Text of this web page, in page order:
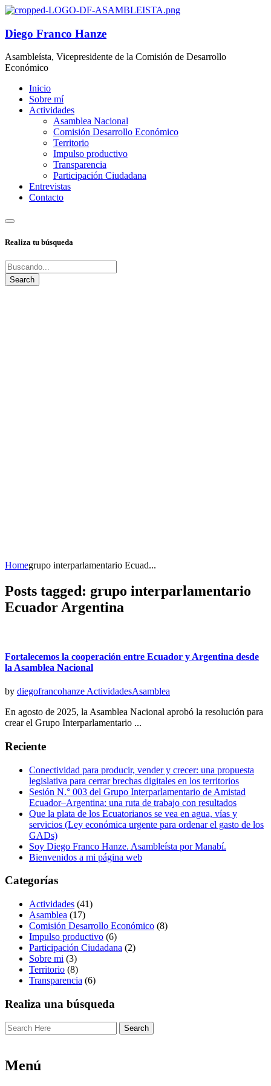
Diego Franco Hanze
Asambleísta, Vicepresidente de la Comisión de Desarrollo
Económico
Inicio
Sobre mí
Actividades
Asamblea Nacional
Comisión Desarrollo Económico
Territorio
Impulso productivo
Transparencia
Participación Ciudadana
Entrevistas
Contacto
Realiza tu búsqueda
Homegrupo interparlamentario Ecuad...
Posts tagged: grupo interparlamentario
Ecuador Argentina
Fortalecemos la cooperación entre Ecuador y Argentina desde
la Asamblea Nacional
by diegofrancohanze ActividadesAsamblea
En agosto de 2025, la Asamblea Nacional aprobó la resolución para
crear el Grupo Interparlamentario ...
Reciente
Conectividad para producir, vender y crecer: una propuesta
legislativa para cerrar brechas digitales en los territorios
Sesión N.° 003 del Grupo Interparlamentario de Amistad
Ecuador–Argentina: una ruta de trabajo con resultados
Que la plata de los Ecuatorianos se vea en agua, vías y
servicios (Ley económica urgente para ordenar el gasto de los
GADs)
Soy Diego Franco Hanze. Asambleísta por Manabí.
Bienvenidos a mi página web
Categorías
Actividades (41)
Asamblea (17)
Comisión Desarrollo Económico (8)
Impulso productivo (6)
Participación Ciudadana (2)
Sobre mi (3)
Territorio (8)
Transparencia (6)
Realiza una búsqueda
Menú